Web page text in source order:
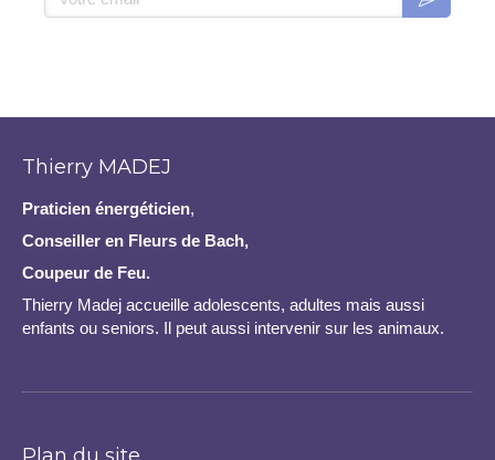
Thierry MADEJ
Praticien énergéticien,
Conseiller en Fleurs de Bach,
Coupeur de Feu.
Thierry Madej accueille adolescents, adultes mais aussi
enfants ou seniors. Il peut aussi intervenir sur les animaux.